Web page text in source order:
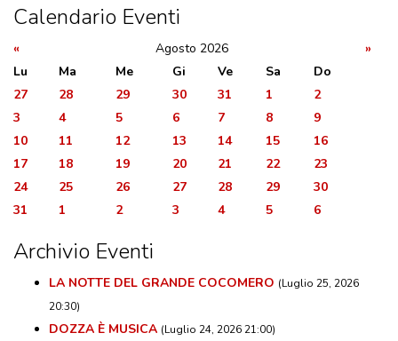
Calendario Eventi
« Agosto 2026
»
Lu
Ma Me Gi Ve Sa
Do
27
28 29 30 31 1
2
3
4 5 6 7 8
9
10
11 12 13 14 15
16
17
18 19 20 21 22
23
24
25 26 27 28 29
30
31
1 2 3 4 5 6
Archivio Eventi
LA NOTTE DEL GRANDE COCOMERO (Luglio 25, 2026
20:30)
DOZZA È MUSICA (Luglio 24, 2026 21:00)